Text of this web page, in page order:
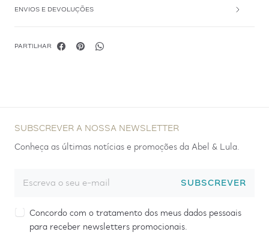
ENVIOS E DEVOLUÇÕES
PARTILHAR
SUBSCREVER A NOSSA NEWSLETTER
Conheça as últimas notícias e promoções da Abel & Lula.
SUBSCREVER
Concordo com o tratamento dos meus dados pessoais
para receber newsletters promocionais.